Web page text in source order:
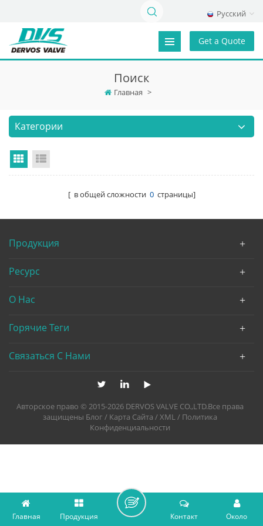
Русский
Get a Quote
Поиск
Главная >
Категории
Grid View
[ в общей сложности 0страницы]
Продукция
Ресурс
О Нас
Горячие Теги
Связаться С Нами
Авторское право © 2015-2026 DERVOS VALVE CO.,LTD.Все права
защищены Блог / Карта Сайта /XML/ Политика
Конфиденциальности
Главная Продукция Около
Контакт